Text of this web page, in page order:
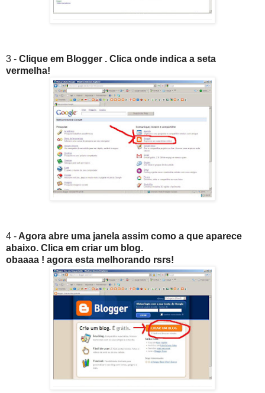
3 - Clique em Blogger . Clica onde indica a seta
vermelha!
4 - Agora abre uma janela assim como a que aparece
abaixo. Clica em criar um blog.
obaaaa ! agora esta melhorando rsrs!